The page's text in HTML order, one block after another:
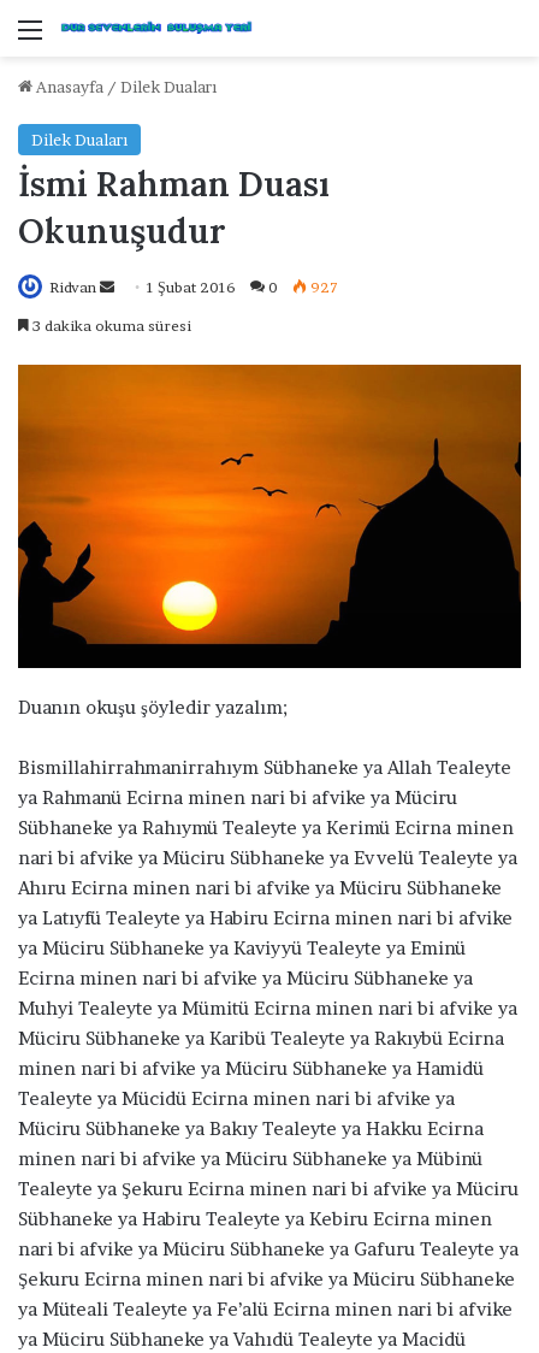
Menü
Anasayfa / Dilek Duaları
Dilek Duaları
İsmi Rahman Duası
Okunuşudur
Ridvan
ö
r
e
k
1 Şubat 2016 0 927
3 dakika okuma süresi
Duanın okuşu şöyledir yazalım;
Bismillahirrahmanirrahıym Sübhaneke ya Allah Tealeyte
ya Rahmanü Ecirna minen nari bi afvike ya Müciru
Sübhaneke ya Rahıymü Tealeyte ya Kerimü Ecirna minen
nari bi afvike ya Müciru Sübhaneke ya Evvelü Tealeyte ya
Ahıru Ecirna minen nari bi afvike ya Müciru Sübhaneke
ya Latıyfü Tealeyte ya Habiru Ecirna minen nari bi afvike
ya Müciru Sübhaneke ya Kaviyyü Tealeyte ya Eminü
Ecirna minen nari bi afvike ya Müciru Sübhaneke ya
Muhyi Tealeyte ya Mümitü Ecirna minen nari bi afvike ya
Müciru Sübhaneke ya Karibü Tealeyte ya Rakıybü Ecirna
minen nari bi afvike ya Müciru Sübhaneke ya Hamidü
Tealeyte ya Mücidü Ecirna minen nari bi afvike ya
Müciru Sübhaneke ya Bakıy Tealeyte ya Hakku Ecirna
minen nari bi afvike ya Müciru Sübhaneke ya Mübinü
Tealeyte ya Şekuru Ecirna minen nari bi afvike ya Müciru
Sübhaneke ya Habiru Tealeyte ya Kebiru Ecirna minen
nari bi afvike ya Müciru Sübhaneke ya Gafuru Tealeyte ya
Şekuru Ecirna minen nari bi afvike ya Müciru Sübhaneke
ya Müteali Tealeyte ya Fe’alü Ecirna minen nari bi afvike
ya Müciru Sübhaneke ya Vahıdü Tealeyte ya Macidü